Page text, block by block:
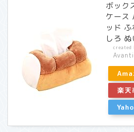
ボック
ケース
ッド
しろ
created
楽天